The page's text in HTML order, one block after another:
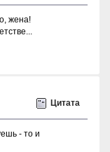
жена!
Цитата
- то и